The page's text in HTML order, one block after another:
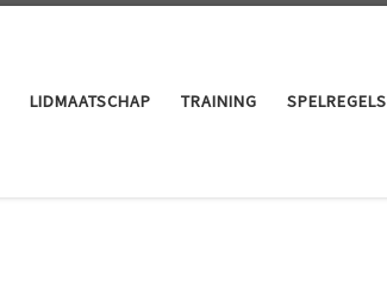
LIDMAATSCHAP TRAINING SPELREGELS